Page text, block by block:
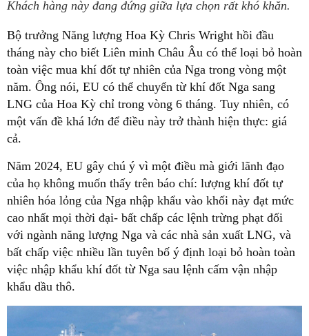
Khách hàng này đang đứng giữa lựa chọn rất khó khăn.
Bộ trưởng Năng lượng Hoa Kỳ Chris Wright hồi đầu
tháng này cho biết Liên minh Châu Âu có thể loại bỏ hoàn
toàn việc mua khí đốt tự nhiên của Nga trong vòng một
năm. Ông nói, EU có thể chuyển từ khí đốt Nga sang
LNG của Hoa Kỳ chỉ trong vòng 6 tháng. Tuy nhiên, có
một vấn đề khá lớn để điều này trở thành hiện thực: giá
cả.
Năm 2024, EU gây chú ý vì một điều mà giới lãnh đạo
của họ không muốn thấy trên báo chí: lượng khí đốt tự
nhiên hóa lỏng của Nga nhập khẩu vào khối này đạt mức
cao nhất mọi thời đại- bất chấp các lệnh trừng phạt đối
với ngành năng lượng Nga và các nhà sản xuất LNG, và
bất chấp việc nhiều lần tuyên bố ý định loại bỏ hoàn toàn
việc nhập khẩu khí đốt từ Nga sau lệnh cấm vận nhập
khẩu dầu thô.